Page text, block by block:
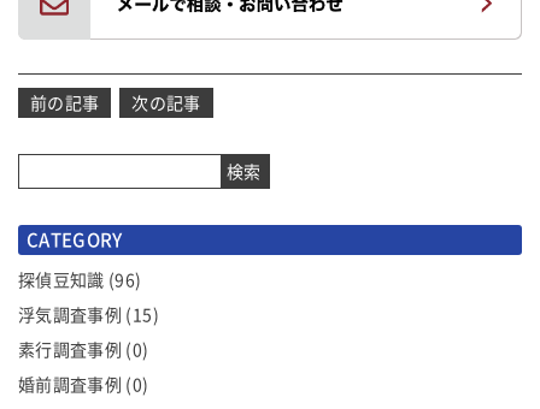
投
ナ
ビ
ー
シ
ョ
ン
前の記事 次の記事
検索
CATEGORY
探偵豆知識 (96)
浮気調査事例 (15)
素行調査事例 (0)
婚前調査事例 (0)